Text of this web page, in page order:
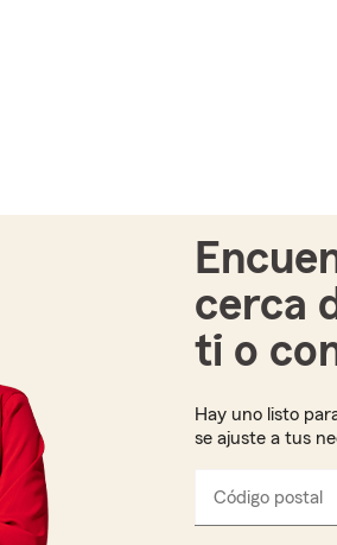
cerca
ti o
Hay uno listo
se ajuste a tus
Código postal